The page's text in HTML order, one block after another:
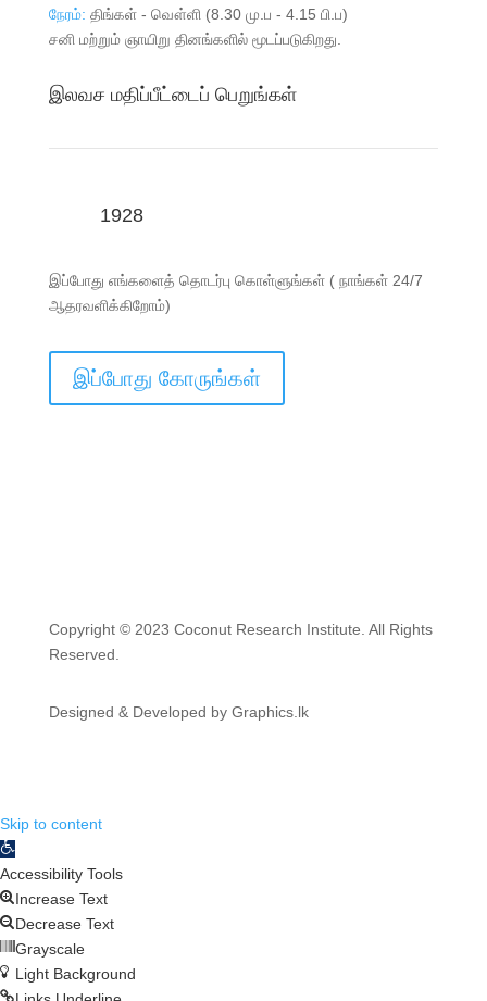
நேரம்: திங்கள் - வௌ்ளி (8.30 மு.ப - 4.15 பி.ப)
சனி மற்றும் ஞாயிறு தினங்களில் மூடப்படுகிறது.
இலவச மதிப்பீட்டைப் பெறுங்கள்
1928
இப்போது எங்களைத் தொடர்பு கொள்ளுங்கள் ( நாங்கள் 24/7
ஆதரவளிக்கிறோம்)
இப்போது கோருங்கள்
Copyright © 2023 Coconut Research Institute. All Rights
Reserved.
Designed & Developed by Graphics.lk
Skip to content
Open toolbar
Accessibility Tools
Increase Text
Decrease Text
Grayscale
Light Background